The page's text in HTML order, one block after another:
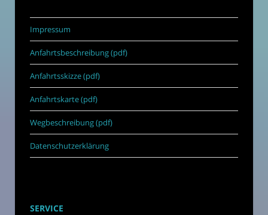
Impressum
Anfahrtsbeschreibung (pdf)
Anfahrtsskizze (pdf)
Anfahrtskarte (pdf)
Wegbeschreibung (pdf)
Datenschutzerklärung
SERVICE